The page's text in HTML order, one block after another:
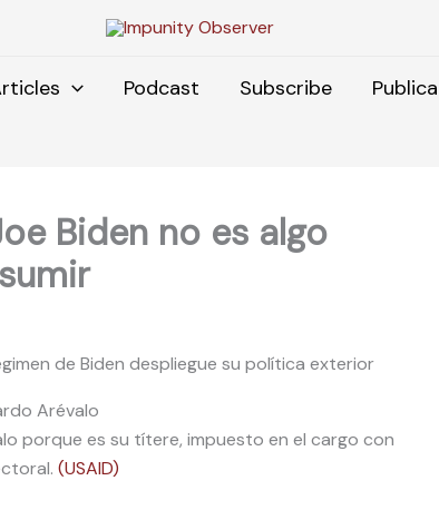
Podcast Subscribe
Biden no es algo
de Biden despliegue su política exterior
porque es su títere, impuesto en el cargo con
(USAID)